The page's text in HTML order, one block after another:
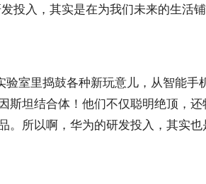
投入，其实是在为我们未来的生活铺
室里捣鼓各种新玩意儿，从智能手
斯坦结合体！他们不仅聪明绝顶，还
。所以啊，华为的研发投入，其实也